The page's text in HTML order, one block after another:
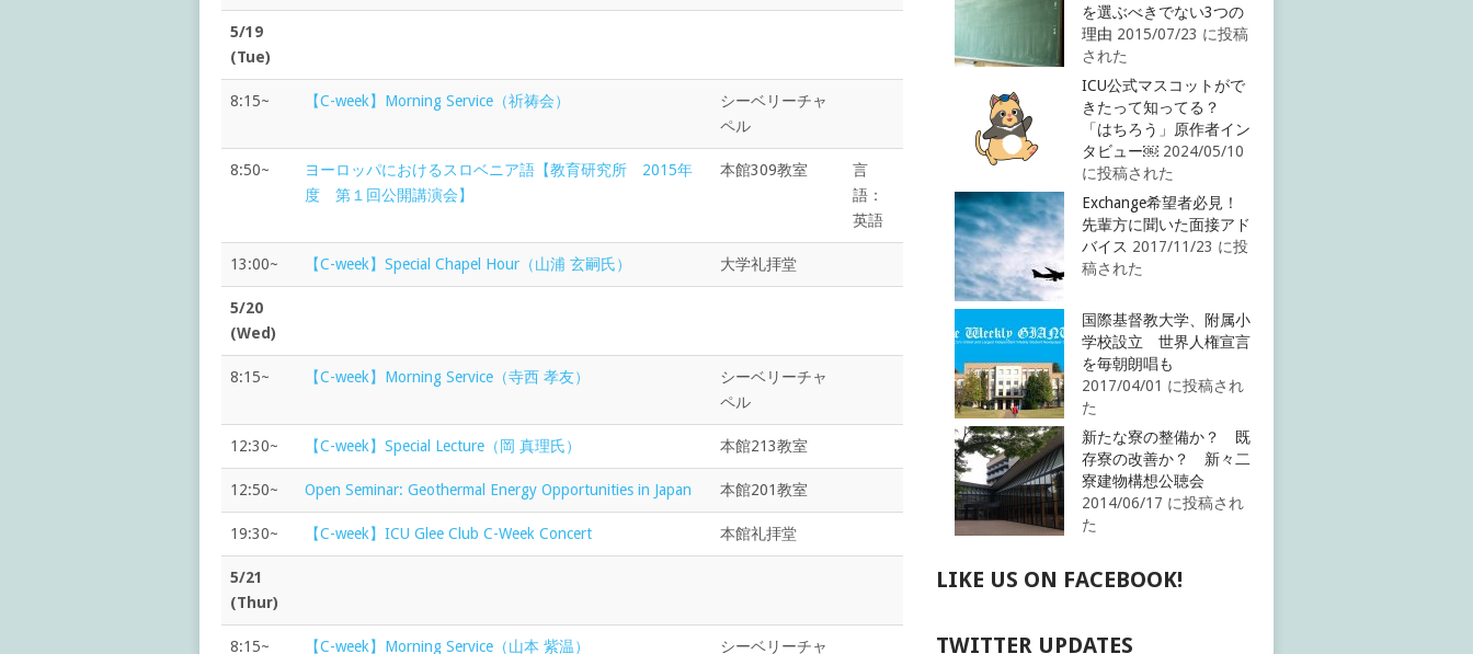
5/19
(Tue)
8:15~ 【C-week】Morning Service（祈祷会）
シーベリーチャ
ペル
8:50~
ヨーロッパにおけるスロベニア語【教育研究所 2015年
度 第１回公開講演会】
本館309教室
言
語：
英語
13:00~ 【C-week】Special Chapel Hour（山浦 玄嗣氏） 大学礼拝堂
5/20
(Wed)
8:15~ 【C-week】Morning Service（寺西 孝友）
シーベリーチャ
ペル
12:30~ 【C-week】Special Lecture（岡 真理氏） 本館213教室
12:50~ Open Seminar: Geothermal Energy Opportunities in Japan 本館201教室
19:30~ 【C-week】ICU Glee Club C-Week Concert 本館礼拝堂
5/21
(Thur)
8:15~ 【C-week】Morning Service（山本 紫温）
シーベリーチャ
を選ぶべきでない3つの
理由 2015/07/23 に投稿
された
ICU公式マスコットがで
きたって知ってる？
「はちろう」原作者イン
タビュー￼ 2024/05/10
に投稿された
Exchange希望者必見！
先輩方に聞いた面接アド
バイス 2017/11/23 に投
稿された
国際基督教大学、附属小
学校設立 世界人権宣言
を毎朝朗唱も
2017/04/01 に投稿され
た
新たな寮の整備か？ 既
存寮の改善か？ 新々二
寮建物構想公聴会
2014/06/17 に投稿され
た
LIKE US ON FACEBOOK!
TWITTER UPDATES